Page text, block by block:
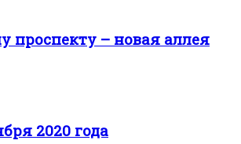
проспекту – новая аллея
2020 года